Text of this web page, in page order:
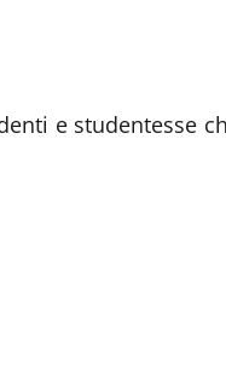
e studentesse